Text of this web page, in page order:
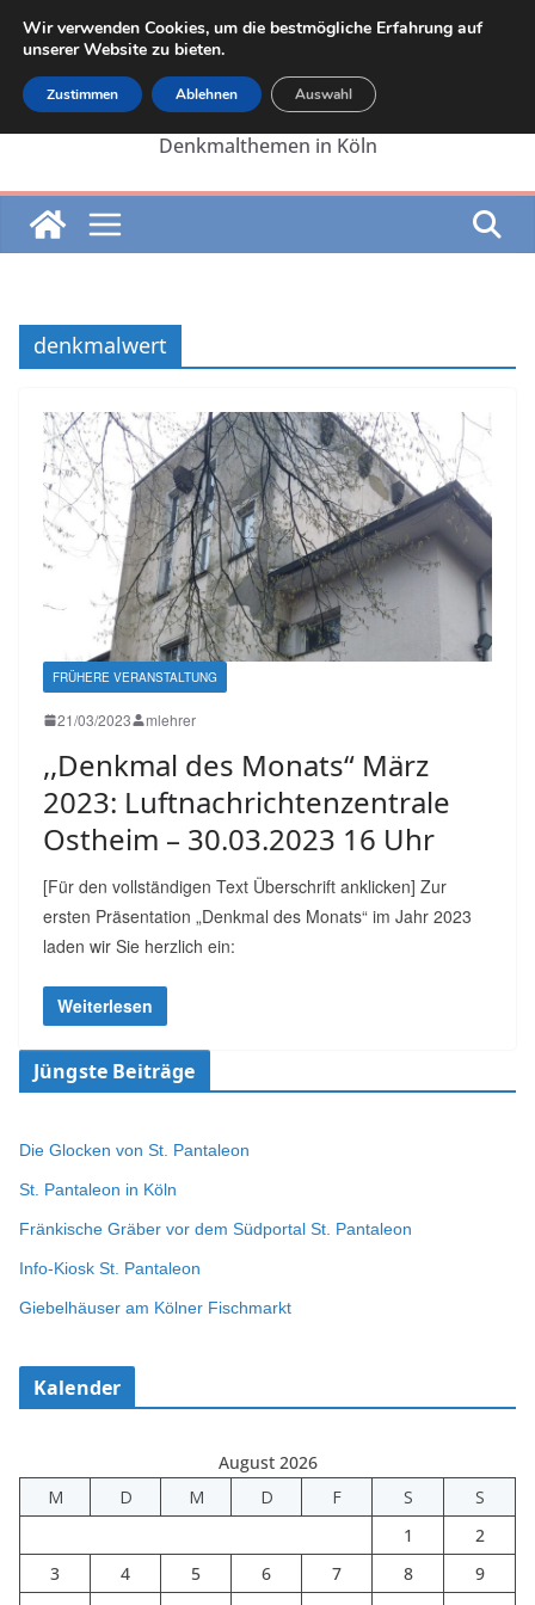
Zum
Inhalt
springen
Die Internetseite von Martin Lehrer zu
Denkmalthemen in Köln
denkmalwert
FRÜHERE VERANSTALTUNG
21/03/2023 mlehrer
,,Denkmal des Monats“ März
2023: Luftnachrichtenzentrale
Ostheim – 30.03.2023 16 Uhr
[Für den vollständigen Text Überschrift anklicken] Zur
ersten Präsentation „Denkmal des Monats“ im Jahr 2023
laden wir Sie herzlich ein:
Weiterlesen
Jüngste Beiträge
Die Glocken von St. Pantaleon
St. Pantaleon in Köln
Fränkische Gräber vor dem Südportal St. Pantaleon
Info-Kiosk St. Pantaleon
Giebelhäuser am Kölner Fischmarkt
Kalender
August 2026
M
D M D F S
S
1
2
3
4 5 6 7 8
9
Wir verwenden Cookies, um die bestmögliche Erfahrung auf
unserer Website zu bieten.
Zustimmen Ablehnen Auswahl